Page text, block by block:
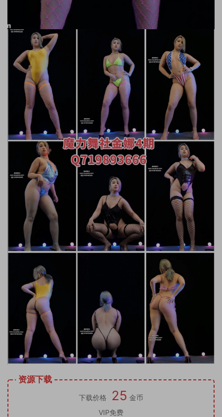
资源下载
下载价格 25 金币
VIP免费